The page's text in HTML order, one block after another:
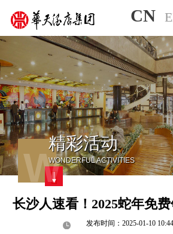
CN
W
精彩活动
WONDERFUL ACTIVITIES
长沙人速看！2025蛇年免
发布时间：2025-01-10